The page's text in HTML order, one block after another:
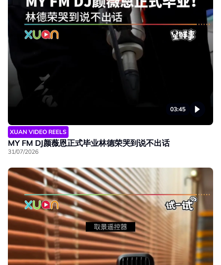
03:45
XUAN VIDEO REELS
MY FM DJ颜薇恩正式毕业林德荣哭到说不出话
31/07/2026